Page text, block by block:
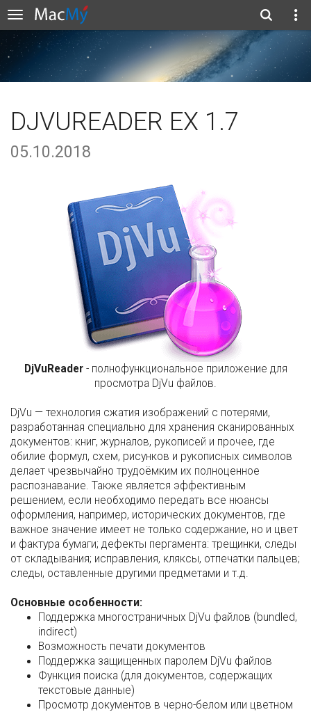
DJVUREADER EX 1.7
05.10.2018
DjVuReader- полнофункциональное приложение для
просмотра DjVu файлов.
DjVu — технология сжатия изображений с потерями,
разработанная специально для хранения сканированных
документов: книг, журналов, рукописей и прочее, где
обилие формул, схем, рисунков и рукописных символов
делает чрезвычайно трудоёмким их полноценное
распознавание. Также является эффективным
решением, если необходимо передать все нюансы
оформления, например, исторических документов, где
важное значение имеет не только содержание, но и цвет
и фактура бумаги; дефекты пергамента: трещинки, следы
от складывания; исправления, кляксы, отпечатки пальцев;
следы, оставленные другими предметами и т.д.
Основные особенности:
Поддержка многостраничных DjVu файлов (bundled,
indirect)
Возможность печати документов
Поддержка защищенных паролем DjVu файлов
Функция поиска (для документов, содержащих
текстовые данные)
Просмотр документов в черно-белом или цветном